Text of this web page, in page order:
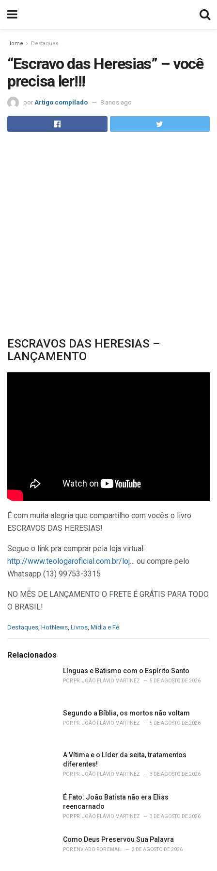
Home Destaques
“Escravo das Heresias” – você
precisa ler!!!
por Artigo compilado 8 anos ago
ESCRAVOS DAS HERESIAS –
LANÇAMENTO
É com muita alegria que compartilho com vocês o livro
ESCRAVOS DAS HERESIAS!
Segue o link pra comprar pela loja virtual:
http://www.teologaroficial.com.br/loj… ou compre pelo
Whatsapp (13) 99753-3315
NO MÊS DE LANÇAMENTO O FRETE É GRÁTIS PARA TODO
O BRASIL!
C
e
Destaques HotNews Livros Mídia e Fé
Relacionados
Línguas e Batismo com o Espírito Santo
POR PR. JOÃO FLÁVIO MARTINEZ 5 DE AGOSTO DE 2026
Segundo a Bíblia, os mortos não voltam
POR PR. JOÃO FLÁVIO MARTINEZ 5 DE AGOSTO DE 2026
A Vítima e o Líder da seita, tratamentos
diferentes!
POR PR. JOÃO FLÁVIO MARTINEZ 3 DE AGOSTO DE 2026
É Fato: João Batista não era Elias
reencarnado
POR PR. JOÃO FLÁVIO MARTINEZ 3 DE AGOSTO DE 2026
Como Deus Preservou Sua Palavra
POR ENVIADO POR EMAIL 2 DE AGOSTO DE 2026